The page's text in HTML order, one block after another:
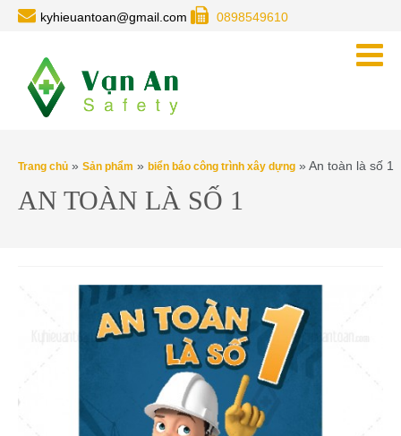
kyhieuantoan@gmail.com 0898549610
Trang chủ » Sản phẩm » biển báo công trình xây dựng » An toàn là số 1
AN TOÀN LÀ SỐ 1